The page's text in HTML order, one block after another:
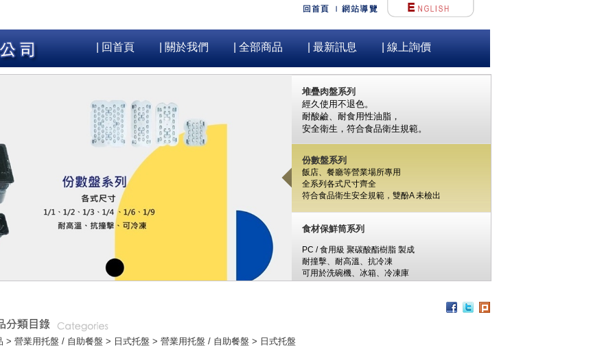
| 回首頁 | 關於我們 | 全部商品 | 最新訊息 | 線上詢價
#304 不銹鋼板 一體成形內膽，堅固耐用
PU液體發泡夾層，保溫 / 保冷效果優良
堆疊肉盤系列
經久使用不退色。
耐酸鹼、耐食用性油脂，
安全衛生， 符合食品衛生規範。
份數盤系列
飯店、餐廳等營業場所專用
全系列各式尺寸齊全
符合食品衛生安全規範， 雙酚A未檢出
食材保鮮筒系列
PC / 食用級 聚碳酸酯樹脂 製成
耐撞擊、耐高溫、抗冷凍
可用於洗碗機、冰箱、冷凍庫
> 營業用托盤 / 自助餐盤 > 日式托盤 > 營業用托盤 / 自助餐盤 > 日式托盤